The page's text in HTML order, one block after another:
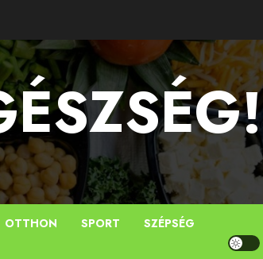
OTTHON SPORT SZÉPSÉG